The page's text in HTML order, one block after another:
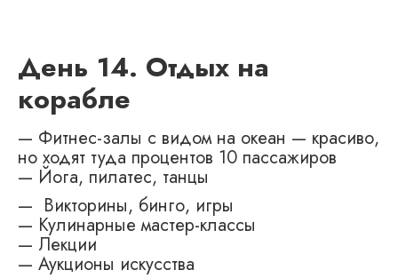
День 14. Отдых на
корабле
— Фитнес-залы с видом на океан — красиво,
но ходят туда процентов 10 пассажиров
— Йога, пилатес, танцы
— Викторины, бинго, игры
— Кулинарные мастер-классы
— Лекции
— Аукционы искусства